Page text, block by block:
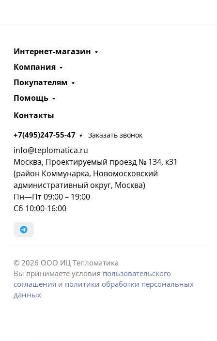
Интернет-магазин
Компания
Покупателям
Помощь
Контакты
+7(495)247-55-47 Заказать звонок
info@teplomatica.ru
Москва, Проектируемый проезд № 134, к31
(район Коммунарка, Новомосковский
административный округ, Москва)
Пн—Пт 09:00 – 19:00
Сб 10:00-16:00
© 2026 ООО ИЦ Тепломатика
Вы принимаете условия пользовательского
соглашения и политики обработки персональных
данных